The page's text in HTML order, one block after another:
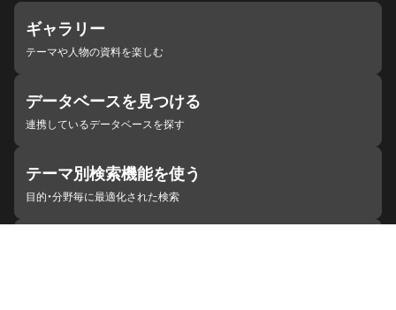
ギャラリー
テーマや人物の資料を楽しむ
データベースを見つける
連携しているデータベースを探す
テーマ別検索機能を使う
目的・分野毎に最適化された検索